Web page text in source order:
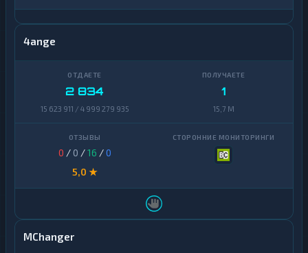
4ange
2 834
15 623 911 / 4 999 279 935
1
15,7 M
0 / 0 /16 /0
5,0 ★
MChanger